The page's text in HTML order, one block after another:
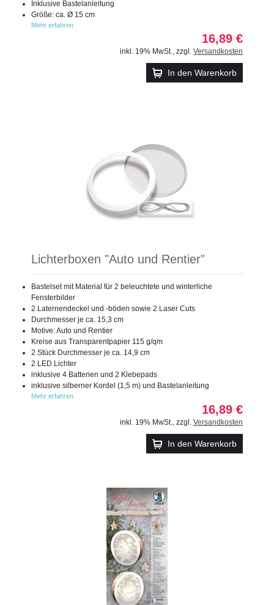
Inklusive Bastelanleitung
Größe: ca. Ø 15 cm
Mehr erfahren
16,89 €
inkl. 19% MwSt. zzgl. Versandkosten
In den Warenkorb
Lichterboxen "Auto und Rentier"
Bastelset mit Material für 2 beleuchtete und winterliche
Fensterbilder
2 Laternendeckel und -böden sowie 2 Laser Cuts
Durchmesser je ca. 15,3 cm
Motive: Auto und Rentier
Kreise aus Transparentpapier 115 g/qm
2 Stück Durchmesser je ca. 14,9 cm
2 LED Lichter
inklusive 4 Batterien und 2 Klebepads
inklusive silberner Kordel (1,5 m) und Bastelanleitung
Mehr erfahren
16,89 €
inkl. 19% MwSt. zzgl. Versandkosten
In den Warenkorb